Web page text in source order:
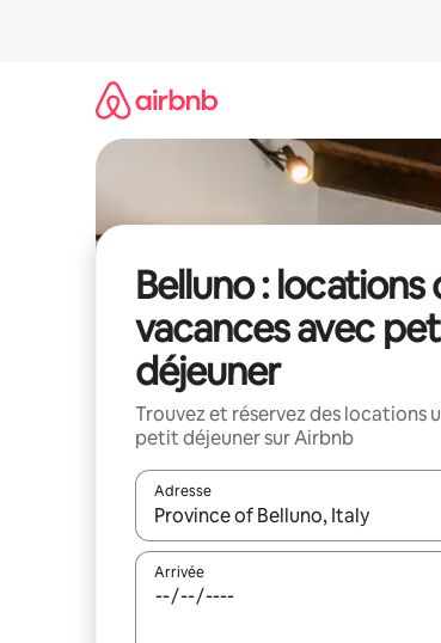
Belluno : locations
vacances avec
déjeuner
Trouvez et réservez des locations
petit déjeuner sur Airbnb
Adresse
Lorsque les résultats s'affichent,
Arrivée